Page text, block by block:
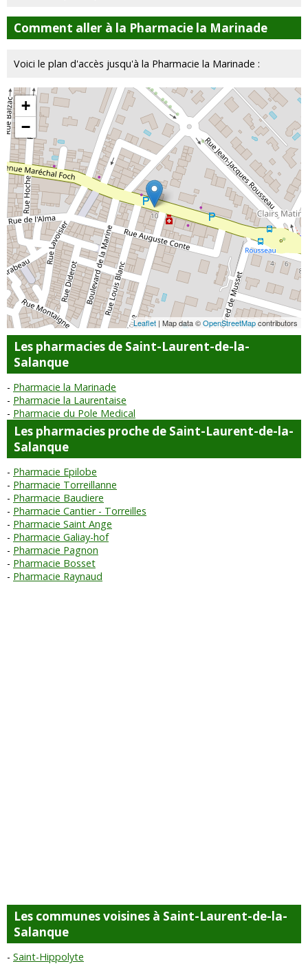
Comment aller à la Pharmacie la Marinade
Voici le plan d'accès jusqu'à la Pharmacie la Marinade :
+
−
Leaflet | Map data ©OpenStreetMapcontributors
Les pharmacies de Saint-Laurent-de-la-
Salanque
Pharmacie la Marinade
Pharmacie la Laurentaise
Pharmacie du Pole Medical
Les pharmacies proche de Saint-Laurent-de-la-
Salanque
Pharmacie Epilobe
Pharmacie Torreillanne
Pharmacie Baudiere
Pharmacie Cantier - Torreilles
Pharmacie Saint Ange
Pharmacie Galiay-hof
Pharmacie Pagnon
Pharmacie Bosset
Pharmacie Raynaud
Les communes voisines à Saint-Laurent-de-la-
Salanque
Saint-Hippolyte